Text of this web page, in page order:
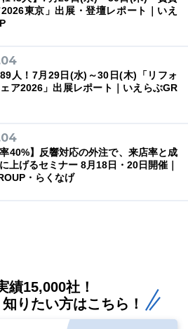
東京」出展・登壇レポート｜いえ
人！7月29日(水)～30日(木)「リフォ
ア2026」出展レポート｜いえらぶGR
率40%】反響対応の外注で、来店率と成
上げるセミナー 8月18日・20日開催｜
・らくなげ
績15,000社！
りたい方はこちら！